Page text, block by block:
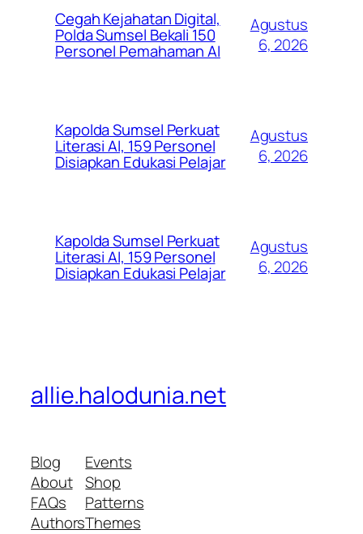
Cegah Kejahatan Digital,
Polda Sumsel Bekali 150
Personel Pemahaman AI
Agustus
6, 2026
Kapolda Sumsel Perkuat
Literasi AI, 159 Personel
Disiapkan Edukasi Pelajar
Agustus
6, 2026
Kapolda Sumsel Perkuat
Literasi AI, 159 Personel
Disiapkan Edukasi Pelajar
Agustus
6, 2026
allie.halodunia.net
Blog
About
FAQs
Authors
Events
Shop
Patterns
Themes